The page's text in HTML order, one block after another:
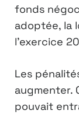
fonds
adoptée, la
l’exercice
Les
augmenter.
pouvait